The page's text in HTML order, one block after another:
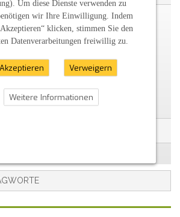
Winter
38,37 €
Um diese Dienste verwenden zu
wir Ihre Einwilligung. Indem
klicken, stimmen Sie den
Datenverarbeitungen freiwillig zu.
Akzeptieren Verweigern
Weitere Informationen